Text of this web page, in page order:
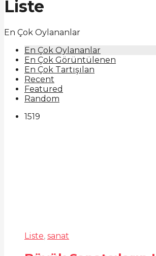
Liste
En Çok Oylananlar
En Çok Oylananlar
En Çok Görüntülenen
En Çok Tartışılan
Recent
Featured
Random
1519
Liste, sanat